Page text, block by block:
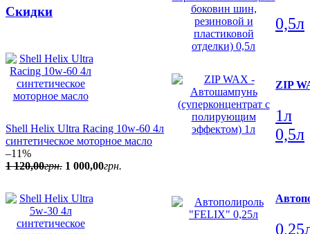
Скидки
Shell Helix Ultra Racing 10w-60 4л
синтетическое моторное масло
–11%
1 120,00грн. 1 000,00грн.
0,5л
ZIP
1л
0,5л